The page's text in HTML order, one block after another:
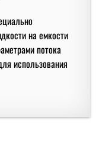
на емкости
потока
использования